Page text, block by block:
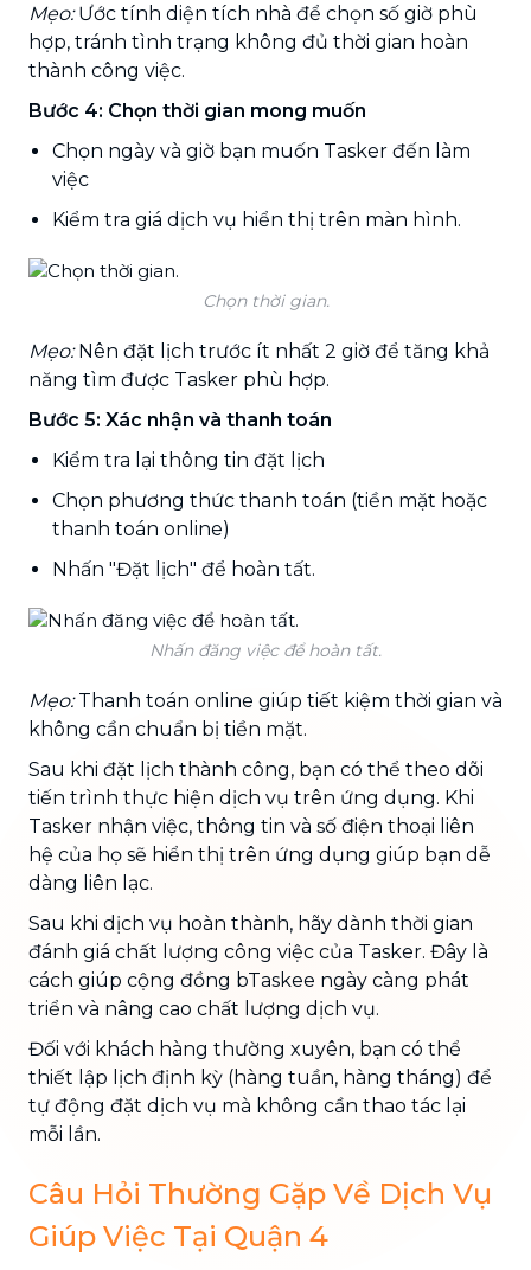
Mẹo:Ước tính diện tích nhà để chọn số giờ phù
hợp, tránh tình trạng không đủ thời gian hoàn
thành công việc.
Bước 4: Chọn thời gian mong muốn
Chọn ngày và giờ bạn muốn Tasker đến làm
việc
Kiểm tra giá dịch vụ hiển thị trên màn hình.
Chọn thời gian.
Mẹo:Nên đặt lịch trước ít nhất 2 giờ để tăng khả
năng tìm được Tasker phù hợp.
Bước 5: Xác nhận và thanh toán
Kiểm tra lại thông tin đặt lịch
Chọn phương thức thanh toán (tiền mặt hoặc
thanh toán online)
Nhấn "Đặt lịch" để hoàn tất.
Nhấn đăng việc để hoàn tất.
Mẹo:Thanh toán online giúp tiết kiệm thời gian và
không cần chuẩn bị tiền mặt.
Sau khi đặt lịch thành công, bạn có thể theo dõi
tiến trình thực hiện dịch vụ trên ứng dụng. Khi
Tasker nhận việc, thông tin và số điện thoại liên
hệ của họ sẽ hiển thị trên ứng dụng giúp bạn dễ
dàng liên lạc.
Sau khi dịch vụ hoàn thành, hãy dành thời gian
đánh giá chất lượng công việc của Tasker. Đây là
cách giúp cộng đồng bTaskee ngày càng phát
triển và nâng cao chất lượng dịch vụ.
Đối với khách hàng thường xuyên, bạn có thể
thiết lập lịch định kỳ (hàng tuần, hàng tháng) để
tự động đặt dịch vụ mà không cần thao tác lại
mỗi lần.
Câu Hỏi Thường Gặp Về Dịch Vụ
Giúp Việc Tại Quận 4